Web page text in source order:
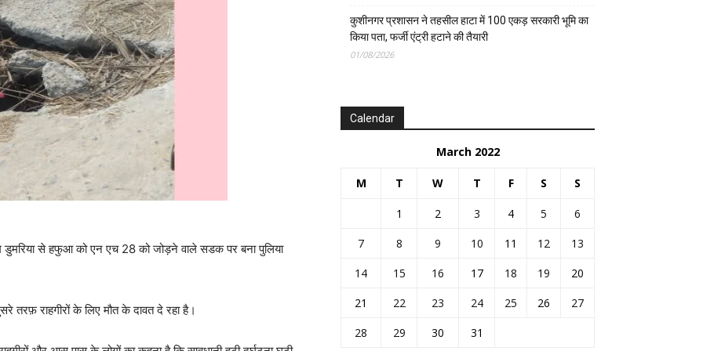
से हफुआ को एन एच 28 को जोड़ने वाले सडक पर बना पुलिया
तरफ़ राहगीरों के लिए मौत के दावत दे रहा है।
कुशीनगर प्रशासन ने तहसील हाटा में 100 एकड़ सरकारी भूमि का
किया पता, फर्जी एंट्री हटाने की तैयारी
01/08/2026
Calendar
March 2022
M T W T F S S
1 2 3 4 5
6
7
8 9 10 11 12
13
14
15 16 17 18 19
20
21
22 23 24 25 26
27
28
29 30
31